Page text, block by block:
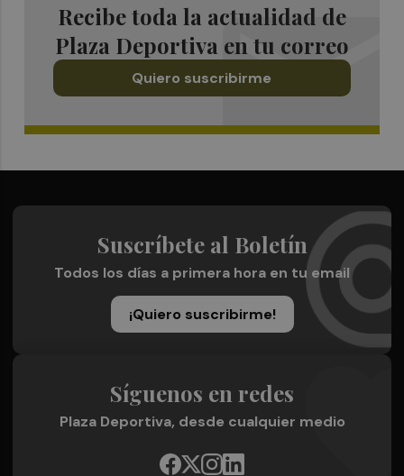
Recibe toda la actualidad de
Plaza Deportiva en tu correo
Quiero suscribirme
Suscríbete al Boletín
Todos los días a primera hora en tu email
¡Quiero suscribirme!
Síguenos en redes
Plaza Deportiva, desde cualquier medio